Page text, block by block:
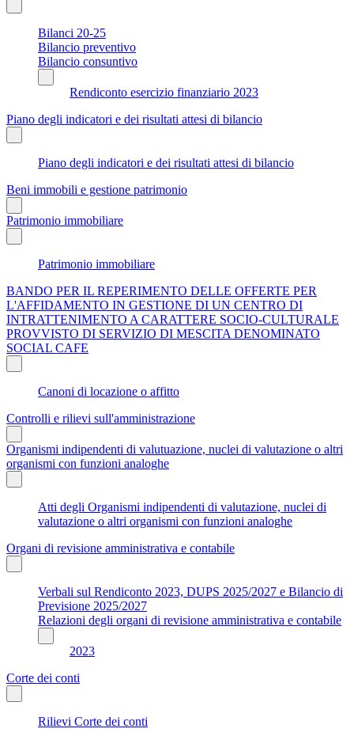
Bilanci 20-25
Bilancio preventivo
Bilancio consuntivo
Rendiconto esercizio finanziario 2023
Piano degli indicatori e dei risultati attesi di bilancio
Piano degli indicatori e dei risultati attesi di bilancio
Beni immobili e gestione patrimonio
Patrimonio immobiliare
Patrimonio immobiliare
BANDO PER IL REPERIMENTO DELLE OFFERTE PER
L'AFFIDAMENTO IN GESTIONE DI UN CENTRO DI
INTRATTENIMENTO A CARATTERE SOCIO-CULTURALE
PROVVISTO DI SERVIZIO DI MESCITA DENOMINATO
SOCIAL CAFE
Canoni di locazione o affitto
Controlli e rilievi sull'amministrazione
Organismi indipendenti di valutuazione, nuclei di valutazione o altri
organismi con funzioni analoghe
Atti degli Organismi indipendenti di valutazione, nuclei di
valutazione o altri organismi con funzioni analoghe
Organi di revisione amministrativa e contabile
Verbali sul Rendiconto 2023, DUPS 2025/2027 e Bilancio di
Previsione 2025/2027
Relazioni degli organi di revisione amministrativa e contabile
2023
Corte dei conti
Rilievi Corte dei conti